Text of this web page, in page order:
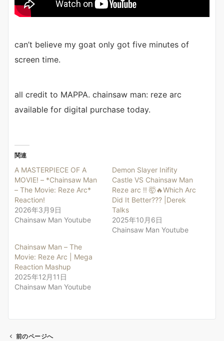
can’t believe my goat only got five minutes of
screen time.
all credit to MAPPA. chainsaw man: reze arc
available for digital purchase today.
関連
A MASTERPIECE OF A
MOVIE! – *Chainsaw Man
– The Movie: Reze Arc*
Reaction!
2026年3月9日
Chainsaw Man Youtube
Demon Slayer Inifity
Castle VS Chainsaw Man
Reze arc !! 🤯🔥Which Arc
Did It Better??? |Derek
Talks
2025年10月6日
Chainsaw Man Youtube
Chainsaw Man – The
Movie: Reze Arc | Mega
Reaction Mashup
2025年12月11日
Chainsaw Man Youtube
前のページへ